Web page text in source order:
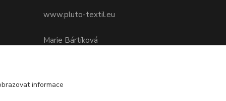
www.pluto-textil.eu
Marie Bártíková
pluto@pluto.eu
informace